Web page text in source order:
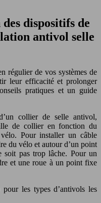
dispositifs de
antivol selle
régulier de vos systèmes de
leur efficacité et prolonger
pratiques et un guide
collier de selle antivol,
de collier en fonction du
Pour installer un câble
du vélo et autour d’un point
pas trop lâche. Pour un
et une roue à un point fixe
pour les types d’antivols les